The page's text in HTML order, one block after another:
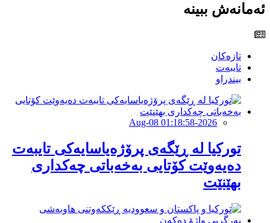
ئەمانەش ببینە
تازەکان
تایبەت
بیندراو
2026-Aug-08 01:18:58
تورکیا لە ڕێگەی پرۆژەیاسایەكی تایبەت
دەیەوێت کۆتایی بەخەباتی چەکداری
بهێنێت